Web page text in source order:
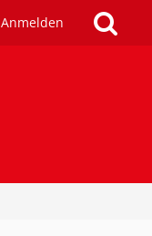
Anmelden